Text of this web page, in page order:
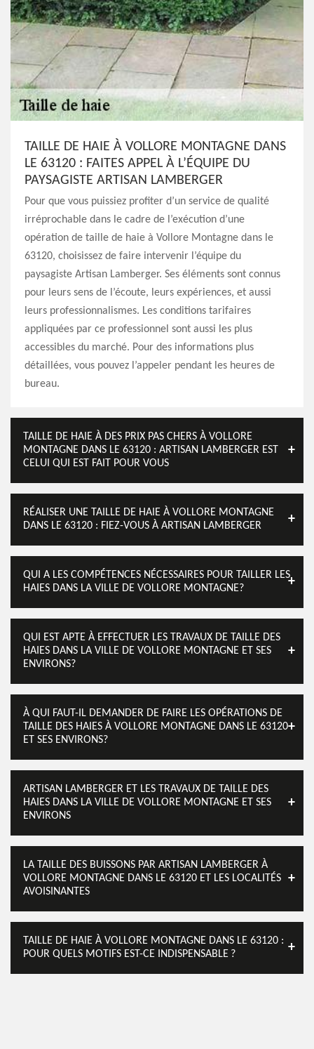
TAILLE DE HAIE À VOLLORE MONTAGNE DANS
LE 63120 : FAITES APPEL À L’ÉQUIPE DU
PAYSAGISTE ARTISAN LAMBERGER
Pour que vous puissiez profiter d’un service de qualité
irréprochable dans le cadre de l’exécution d’une
opération de taille de haie à Vollore Montagne dans le
63120, choisissez de faire intervenir l’équipe du
paysagiste Artisan Lamberger. Ses éléments sont connus
pour leurs sens de l’écoute, leurs expériences, et aussi
leurs professionnalismes. Les conditions tarifaires
appliquées par ce professionnel sont aussi les plus
accessibles du marché. Pour des informations plus
détaillées, vous pouvez l’appeler pendant les heures de
bureau.
TAILLE DE HAIE À DES PRIX PAS CHERS À VOLLORE
MONTAGNE DANS LE 63120 : ARTISAN LAMBERGER EST
CELUI QUI EST FAIT POUR VOUS
RÉALISER UNE TAILLE DE HAIE À VOLLORE MONTAGNE
DANS LE 63120 : FIEZ-VOUS À ARTISAN LAMBERGER
QUI A LES COMPÉTENCES NÉCESSAIRES POUR TAILLER LES
HAIES DANS LA VILLE DE VOLLORE MONTAGNE?
QUI EST APTE À EFFECTUER LES TRAVAUX DE TAILLE DES
HAIES DANS LA VILLE DE VOLLORE MONTAGNE ET SES
ENVIRONS?
À QUI FAUT-IL DEMANDER DE FAIRE LES OPÉRATIONS DE
TAILLE DES HAIES À VOLLORE MONTAGNE DANS LE 63120
ET SES ENVIRONS?
ARTISAN LAMBERGER ET LES TRAVAUX DE TAILLE DES
HAIES DANS LA VILLE DE VOLLORE MONTAGNE ET SES
ENVIRONS
LA TAILLE DES BUISSONS PAR ARTISAN LAMBERGER À
VOLLORE MONTAGNE DANS LE 63120 ET LES LOCALITÉS
AVOISINANTES
TAILLE DE HAIE À VOLLORE MONTAGNE DANS LE 63120 :
POUR QUELS MOTIFS EST-CE INDISPENSABLE ?